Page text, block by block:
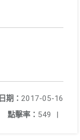
期： 2017-05-16
點擊率： 549 |